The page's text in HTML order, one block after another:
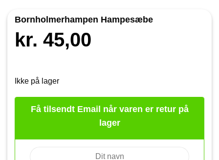
Bornholmerhampen Hampesæbe
kr. 45,00
Ikke på lager
Få tilsendt Email når varen er retur på
lager